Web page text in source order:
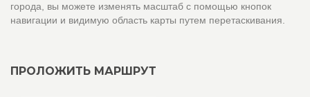
города, вы можете изменять масштаб с помощью кнопок
навигации и видимую область карты путем перетаскивания.
ПРОЛОЖИТЬ МАРШРУТ